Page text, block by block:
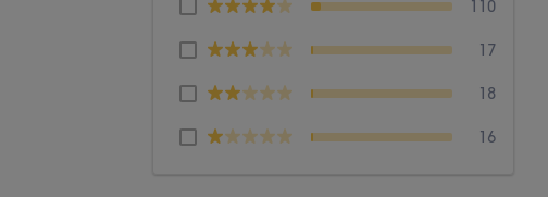
110
17
18
16